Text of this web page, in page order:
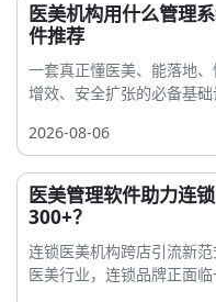
医美机构用什么管理
件推荐
一套真正懂医美、能落地
增效、安全扩张的必备基
2026-08-06
医美管理软件助力连
300+？
连锁医美机构跨店引流新
医美行业，连锁品牌正面